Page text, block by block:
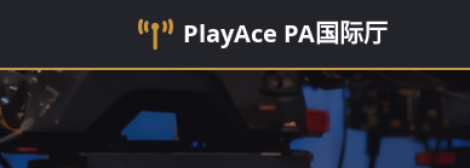
PlayAce PA国际厅